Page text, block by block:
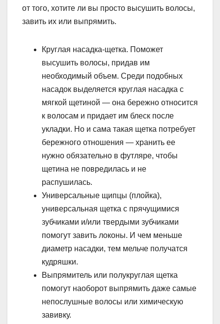
от того, хотите ли вы просто высушить волосы,
завить их или выпрямить.
Круглая насадка-щетка. Поможет
высушить волосы, придав им
необходимый объем. Среди подобных
насадок выделяется круглая насадка с
мягкой щетиной — она бережно относится
к волосам и придает им блеск после
укладки. Но и сама такая щетка потребует
бережного отношения — хранить ее
нужно обязательно в футляре, чтобы
щетина не повредилась и не
распушилась.
Универсальные щипцы (плойка),
универсальная щетка с прячущимися
зубчиками и/или твердыми зубчиками
помогут завить локоны. И чем меньше
диаметр насадки, тем мельче получатся
кудряшки.
Выпрямитель или полукруглая щетка
помогут наоборот выпрямить даже самые
непослушные волосы или химическую
завивку.